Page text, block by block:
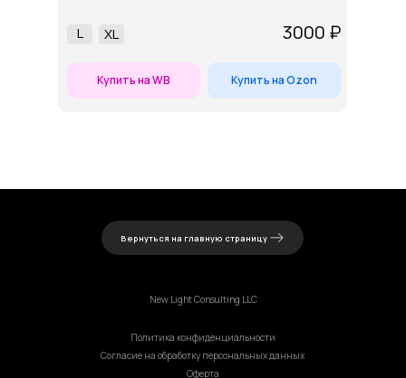
3000 ₽
ХL
L
Купить на WB Купить на Ozon
Оферта
New Light Consulting LLC
Согласие на обработку персональных данных
Политика конфиденциальности
Вернуться на главную страницу